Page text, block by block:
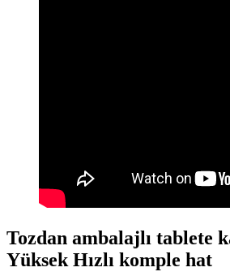
Tozdan ambalajlı tablete
Yüksek Hızlı komple hat